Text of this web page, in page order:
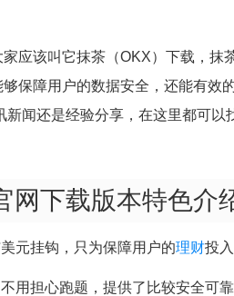
应该叫它抹茶（OKX）下载，抹
保障用户的数据安全，还能有效
闻还是经验分享，在这里都可以
网下载版本特色介
元挂钩，只为保障用户的理财投
用担心跑题，提供了比较安全可靠